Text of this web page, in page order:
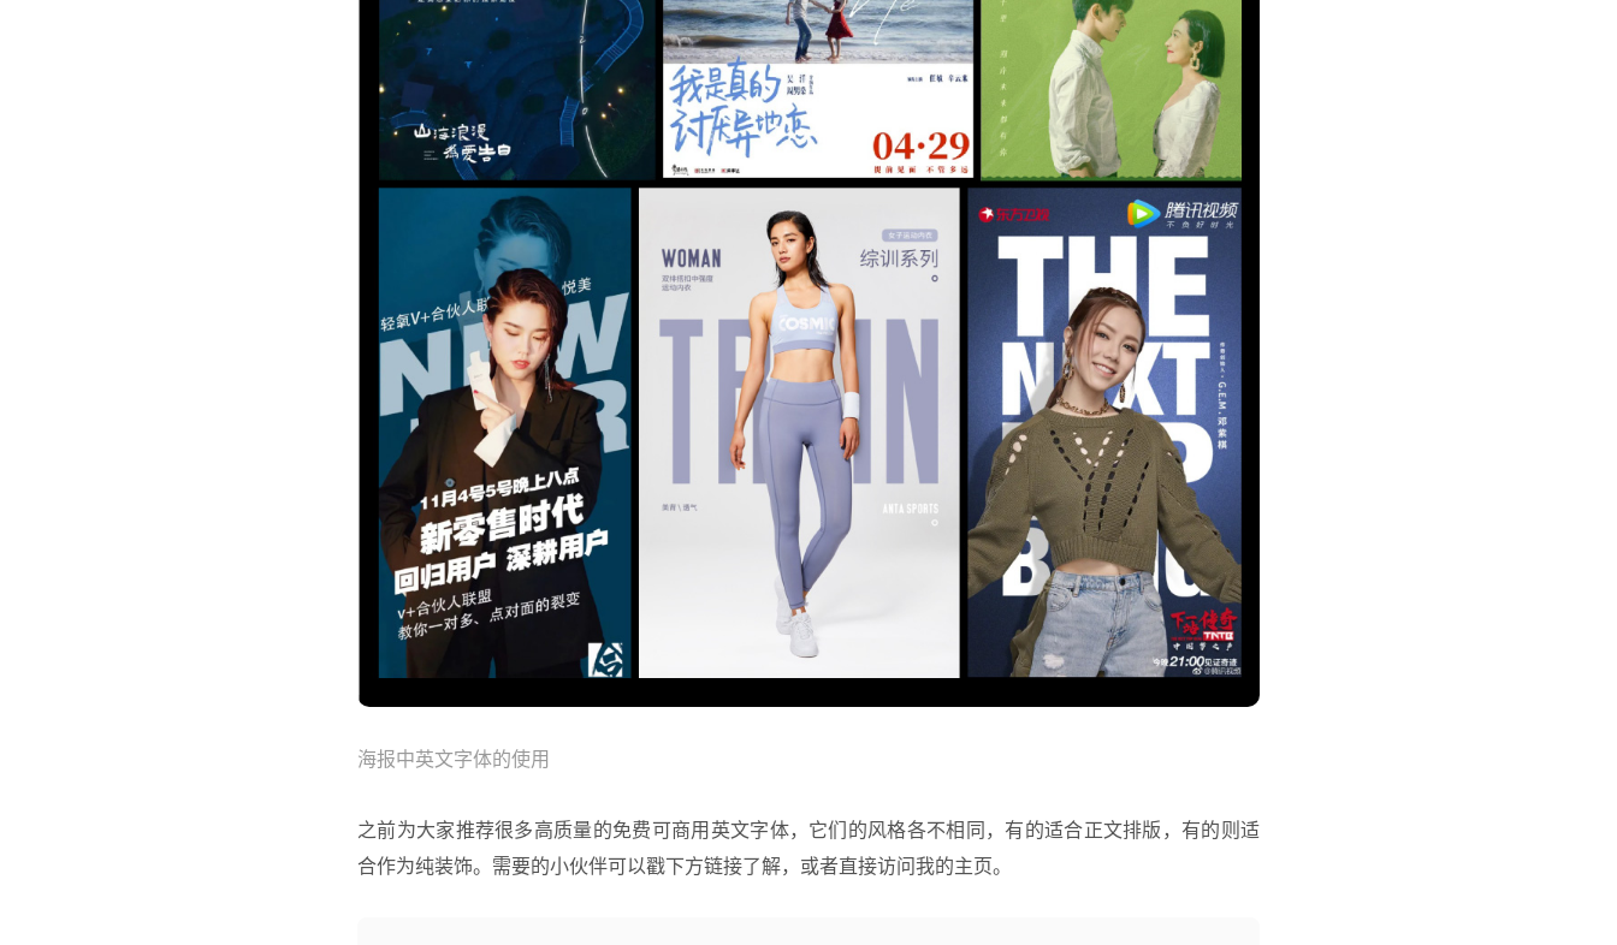
海报中英文字体的使用
之前为大家推荐很多高质量的免费可商用英文字体，它们的风格各不相同，有的适合正文排版，有的则适
合作为纯装饰。需要的小伙伴可以戳下方链接了解，或者直接访问我的主页。